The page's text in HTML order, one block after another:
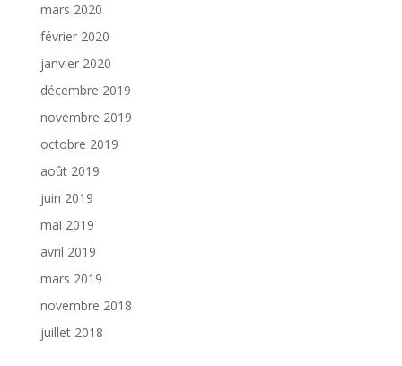
mars 2020
février 2020
janvier 2020
décembre 2019
novembre 2019
octobre 2019
août 2019
juin 2019
mai 2019
avril 2019
mars 2019
novembre 2018
juillet 2018